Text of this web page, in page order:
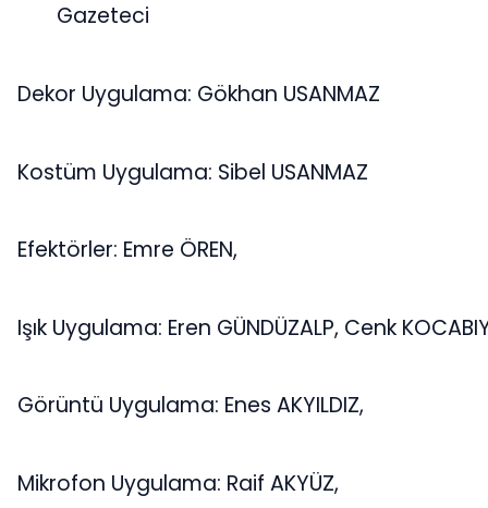
Gazeteci
Dekor Uygulama: Gökhan USANMAZ
Kostüm Uygulama: Sibel USANMAZ
Efektörler: Emre ÖREN,
Işık Uygulama: Eren GÜNDÜZALP, Cenk
Görüntü Uygulama: Enes AKYILDIZ,
Mikrofon Uygulama: Raif AKYÜZ,